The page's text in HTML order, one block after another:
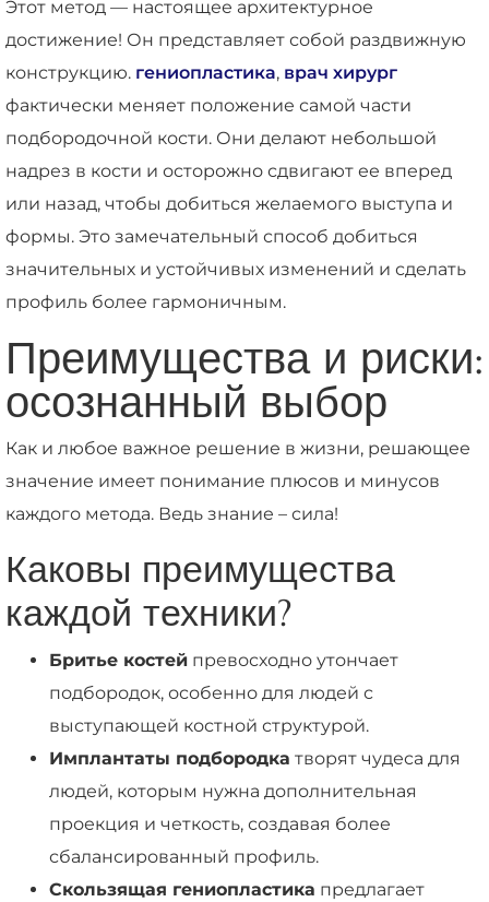
Этот метод — настоящее архитектурное
достижение! Он представляет собой раздвижную
конструкцию. гениопластика, врач хирург
фактически меняет положение самой части
подбородочной кости. Они делают небольшой
надрез в кости и осторожно сдвигают ее вперед
или назад, чтобы добиться желаемого выступа и
формы. Это замечательный способ добиться
значительных и устойчивых изменений и сделать
профиль более гармоничным.
Преимущества и риски:
осознанный выбор
Как и любое важное решение в жизни, решающее
значение имеет понимание плюсов и минусов
каждого метода. Ведь знание – сила!
Каковы преимущества
каждой техники?
Бритье костей превосходно утончает
подбородок, особенно для людей с
выступающей костной структурой.
Имплантаты подбородка творят чудеса для
людей, которым нужна дополнительная
проекция и четкость, создавая более
сбалансированный профиль.
Скользящая гениопластика предлагает